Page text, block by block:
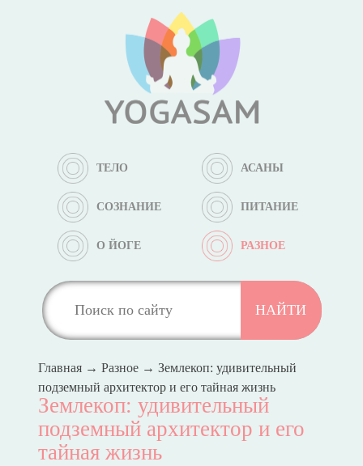
ТЕЛО АСАНЫ
СОЗНАНИЕ ПИТАНИЕ
О ЙОГЕ РАЗНОЕ
Главная→ Разное→ Землекоп: удивительный
подземный архитектор и его тайная жизнь
Землекоп: удивительный
подземный архитектор и его
тайная жизнь